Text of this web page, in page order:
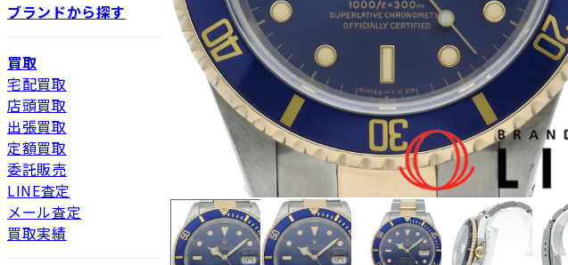
ブランドから探す
買取
宅配買取
店頭買取
出張買取
定額買取
委託販売
LINE査定
メール査定
買取実績
お買い物を続ける